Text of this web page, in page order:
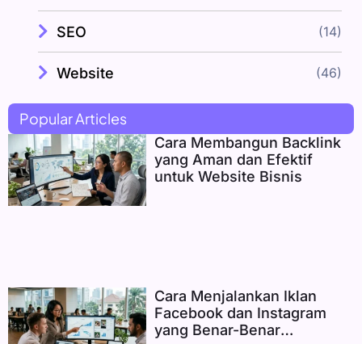
SEO (14)
Website (46)
Popular Articles
Cara Membangun Backlink
yang Aman dan Efektif
untuk Website Bisnis
Cara Menjalankan Iklan
Facebook dan Instagram
yang Benar-Benar